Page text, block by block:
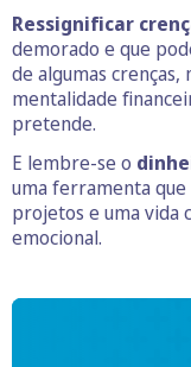
Ressignificar
demorado e que
de algumas crenças,
mentalidade
pretende.
E lembre-se o
uma ferramenta que
projetos e uma vida
emocional.